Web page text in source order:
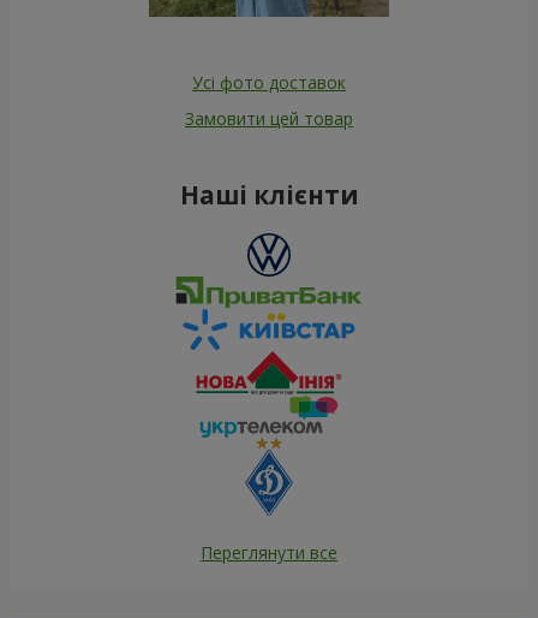
Усі фото доставок
Замовити цей товар
Наші клієнти
Переглянути все